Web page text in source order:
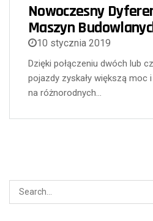
Nowoczesny
Maszyn
10 stycznia 2019
Dzięki połączeniu dwóch lub
pojazdy zyskały większą moc
na różnorodnych…